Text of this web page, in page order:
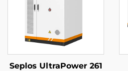
Seplos UltraPower 261